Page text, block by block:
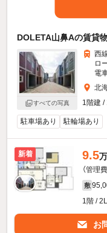
DOLETA山鼻Aの賃貸
すべての写真
西
ロ
電
北
1階建 /
駐車場あり 駐輪場あり
新着 9.5
（管理
敷
1階 /
お